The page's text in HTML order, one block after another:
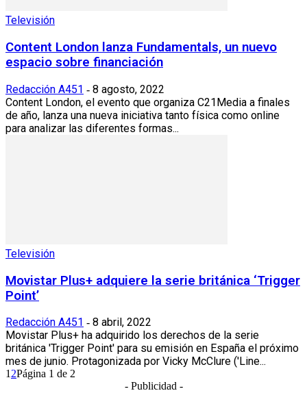
Televisión
Content London lanza Fundamentals, un nuevo
espacio sobre financiación
Redacción A451 - 8 agosto, 2022
Content London, el evento que organiza C21Media a finales
de año, lanza una nueva iniciativa tanto física como online
para analizar las diferentes formas...
Televisión
Movistar Plus+ adquiere la serie británica ‘Trigger
Point’
Redacción A451 - 8 abril, 2022
Movistar Plus+ ha adquirido los derechos de la serie
británica 'Trigger Point' para su emisión en España el próximo
mes de junio. Protagonizada por Vicky McClure ('Line...
1 2Página 1 de 2
- Publicidad -